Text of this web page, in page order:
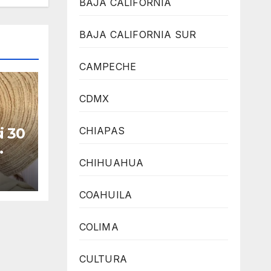
30
BAJA CALIFORNIA
BAJA CALIFORNIA SUR
CAMPECHE
CDMX
CHIAPAS
CHIHUAHUA
COAHUILA
COLIMA
CULTURA